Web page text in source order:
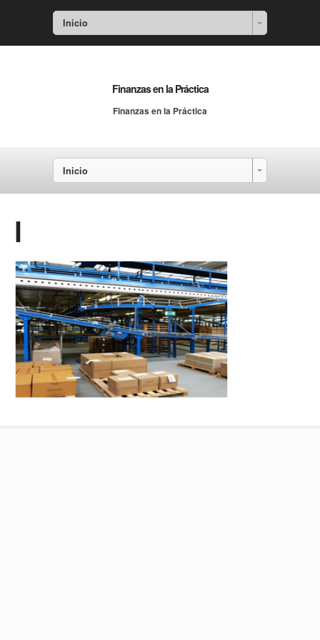
Inicio
Finanzas en la Práctica
Finanzas en la Práctica
Inicio
l